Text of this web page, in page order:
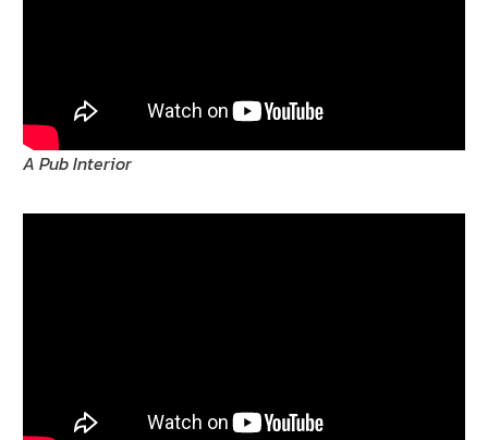
A Pub Interior